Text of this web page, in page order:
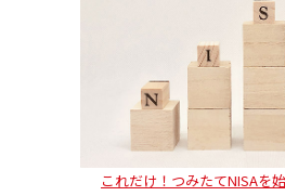
これだけ！つみたてNISAを